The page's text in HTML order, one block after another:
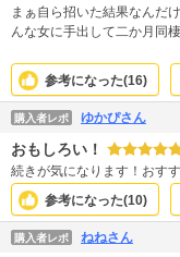
まぁ自ら招いた結果なんだ
んな女に手出して二か月同
きた。 不倫だけど奥さん
ね。 浅いんだよ芹沢。浅い
参考になった(16)
購入者レポ ゆかぴさん
おもしろい！
続きが気になります！おす
参考になった(10)
購入者レポ ねねさん